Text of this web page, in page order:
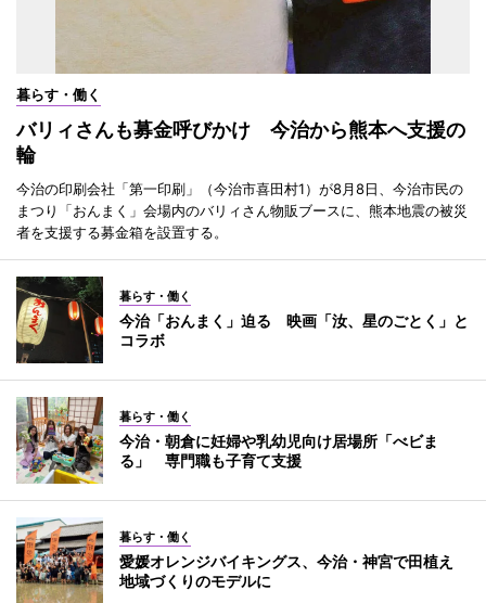
暮らす・働く
バリィさんも募金呼びかけ 今治から熊本へ支援の
輪
今治の印刷会社「第一印刷」（今治市喜田村1）が8月8日、今治市民の
まつり「おんまく」会場内のバリィさん物販ブースに、熊本地震の被災
者を支援する募金箱を設置する。
暮らす・働く
今治「おんまく」迫る 映画「汝、星のごとく」と
コラボ
暮らす・働く
今治・朝倉に妊婦や乳幼児向け居場所「べビま
る」 専門職も子育て支援
暮らす・働く
愛媛オレンジバイキングス、今治・神宮で田植え
地域づくりのモデルに